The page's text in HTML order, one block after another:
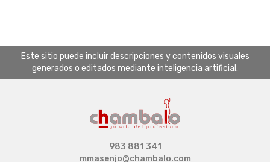
Este sitio puede incluir descripciones y contenidos visuales
generados o editados mediante inteligencia artificial.
983 881 341
mmasenjo@chambalo.com